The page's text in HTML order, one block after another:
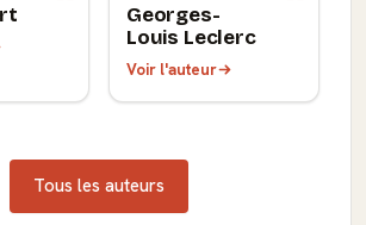
Georges-
Louis Leclerc
Voir l'auteur
Tous les auteurs